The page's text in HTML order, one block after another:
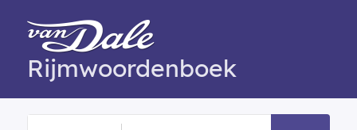
Rijmwoordenboek